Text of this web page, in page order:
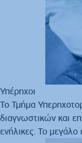
Υπέρηχοι
Το Τμήμα
διαγνωστικών και
ενήλικες. Το